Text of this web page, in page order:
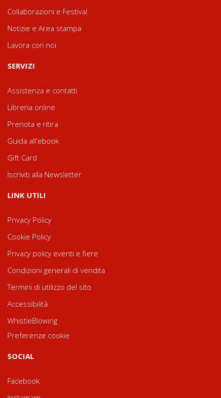
Collaborazioni e Festival
Notizie e Area stampa
Lavora con noi
SERVIZI
Assistenza e contatti
Libreria online
Prenota e ritira
Guida all'ebook
Gift Card
Iscriviti alla Newsletter
LINK UTILI
Privacy Policy
Cookie Policy
Privacy policy eventi e fiere
Condizioni generali di vendita
Termini di utilizzo del sito
Accessibilità
WhistleBlowing
Preferenze cookie
SOCIAL
Facebook